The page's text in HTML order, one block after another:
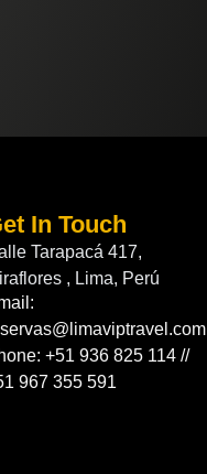
In Touch
Tarapacá 417,
, Lima, Perú
+51 936 825 114 //
967 355 591